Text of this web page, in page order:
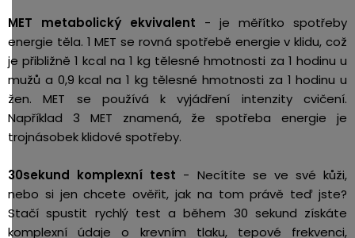
MET metabolický ekvivalent - je měřítko spotřeby
energie těla. 1 MET se rovná spotřebě energie v klidu, což
je přibližně 1 kcal na 1 kg tělesné hmotnosti za 1 hodinu u
mužů a 0,9 kcal na 1 kg tělesné hmotnosti za 1 hodinu u
žen. MET se používá k vyjádření intenzity cvičení.
Například 3 MET znamená, že spotřeba energie je
trojnásobek klidové spotřeby.
30sekund komplexní test - Necítíte se ve své kůži,
nebo si jen chcete ověřit, jak na tom právě teď jste?
Stačí spustit rychlý test a během 30 sekund získáte
komplexní údaje o krevním tlaku, tepové frekvenci,